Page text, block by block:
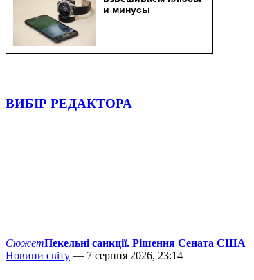
ВИБІР РЕДАКТОРА
СюжетПекельні санкції. Рішення Сената США
Новини світу — 7 серпня 2026, 23:14